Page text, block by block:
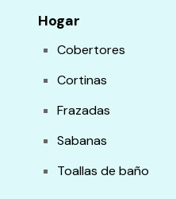
Hogar
Cobertores
Cortinas
Frazadas
Sabanas
Toallas de baño